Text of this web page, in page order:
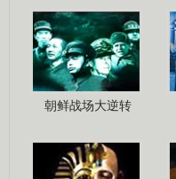
朝鲜战场大逆转